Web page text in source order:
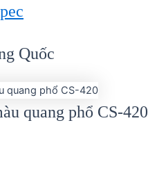
Quốc
quang phổ CS-420